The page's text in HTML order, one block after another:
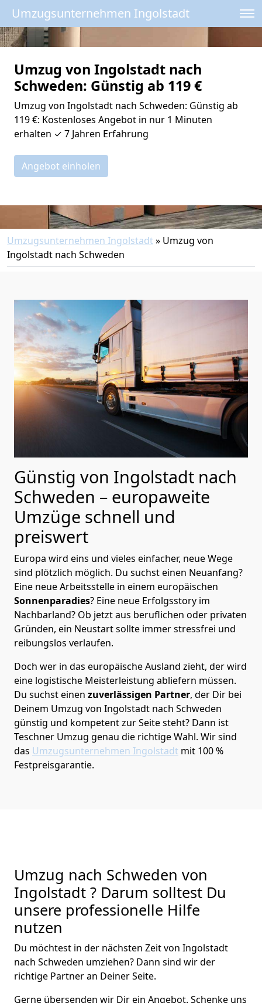
Umzugsunternehmen Ingolstadt
Umzug von Ingolstadt nach
Schweden: Günstig ab 119 €
Umzug von Ingolstadt nach Schweden: Günstig ab
119 €: Kostenloses Angebot in nur 1 Minuten
erhalten ✓ 7 Jahren Erfahrung
Angebot einholen
Umzugsunternehmen Ingolstadt» Umzug von
Ingolstadt nach Schweden
Günstig von Ingolstadt nach
Schweden – europaweite
Umzüge schnell und
preiswert
Europa wird eins und vieles einfacher, neue Wege
sind plötzlich möglich. Du suchst einen Neuanfang?
Eine neue Arbeitsstelle in einem europäischen
Sonnenparadies? Eine neue Erfolgsstory im
Nachbarland? Ob jetzt aus beruflichen oder privaten
Gründen, ein Neustart sollte immer stressfrei und
reibungslos verlaufen.
Doch wer in das europäische Ausland zieht, der wird
eine logistische Meisterleistung abliefern müssen.
Du suchst einen zuverlässigen Partner, der Dir bei
Deinem Umzug von Ingolstadt nach Schweden
günstig und kompetent zur Seite steht? Dann ist
Teschner Umzug genau die richtige Wahl. Wir sind
das Umzugsunternehmen Ingolstadt mit 100 %
Festpreisgarantie.
Umzug nach Schweden von
Ingolstadt ? Darum solltest Du
unsere professionelle Hilfe
nutzen
Du möchtest in der nächsten Zeit von Ingolstadt
nach Schweden umziehen? Dann sind wir der
richtige Partner an Deiner Seite.
Gerne übersenden wir Dir ein Angebot. Schenke uns